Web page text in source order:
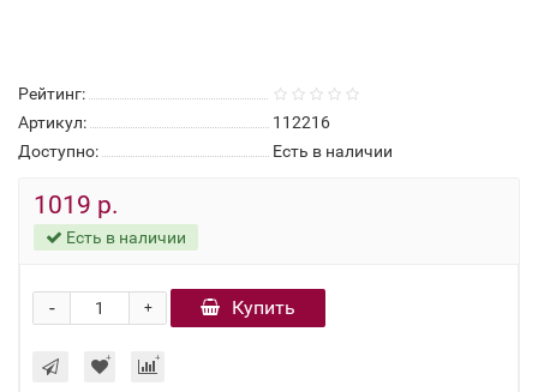
Рейтинг:
Артикул:
112216
Доступно:
Есть в наличии
1019 р.
Есть в наличии
+
- Купить